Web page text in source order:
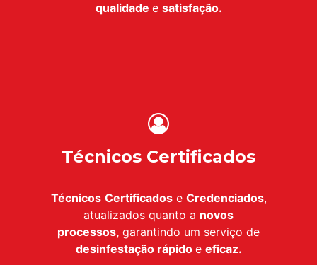
qualidade e satisfação.
Técnicos Certificados
Técnicos Certificadose Credenciados,
atualizados quanto a novos
processos, garantindo um serviço de
desinfestaçãorápido e eficaz.